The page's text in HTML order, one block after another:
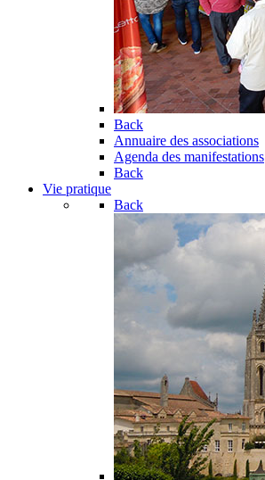
Back
Annuaire des associations
Agenda des manifestations
Back
Vie pratique
Back